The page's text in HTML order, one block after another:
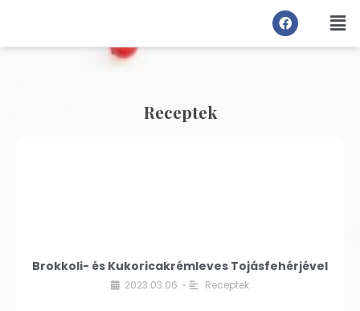
Receptek
Brokkoli- és Kukoricakrémleves Tojásfehérjével
2023.03.06. • Receptek